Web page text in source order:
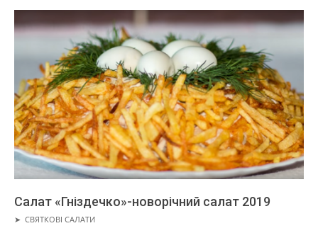
Салат «Гніздечко»-новорічний салат 2019
2019-
➤ СВЯТКОВІ САЛАТИ